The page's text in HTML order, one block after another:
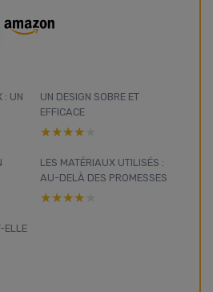
: UN
UN DESIGN SOBRE ET
EFFICACE
★★★★★
★★★★★
LES MATÉRIAUX UTILISÉS :
AU-DELÀ DES PROMESSES
★★★★★
★★★★★
ELLE